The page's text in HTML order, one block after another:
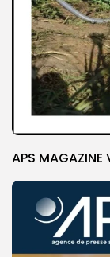
APS MAGAZINE